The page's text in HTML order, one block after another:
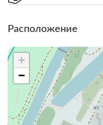
Расположение
+
−